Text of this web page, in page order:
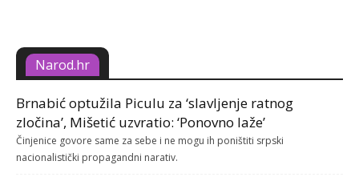
Narod.hr
Brnabić optužila Piculu za ‘slavljenje ratnog
zločina’, Mišetić uzvratio: ‘Ponovno laže’
Činjenice govore same za sebe i ne mogu ih poništiti srpski
nacionalistički propagandni narativ.